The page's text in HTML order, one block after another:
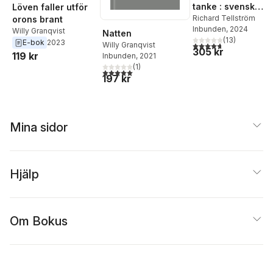
Löven faller utför
orons brant
Willy Granqvist
E-bok 2023
119 kr
Natten
Willy Granqvist
Inbunden, 2021
5,0utav 5 stjärnor. Totalt antal röster:
(1)
197 kr
tanke : svensk
matkultur under
800 år
Richard Tellström
Inbunden, 2024
4,7utav 5 stjärnor.
(13)
305 kr
Mina sidor
Hjälp
Om Bokus